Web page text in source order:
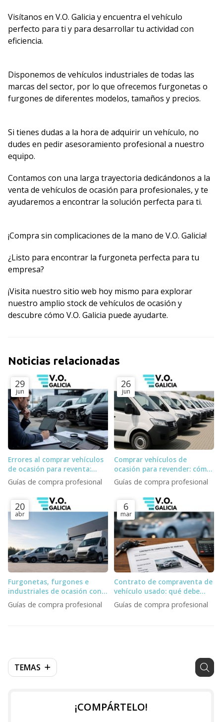
TEMAS
Visítanos en V.O. Galicia y encuentra el vehículo
perfecto para ti y para desarrollar tu actividad con
eficiencia.
Disponemos de vehículos industriales de todas las
marcas del sector, por lo que ofrecemos furgonetas o
furgones de diferentes modelos, tamaños y precios.
Si tienes dudas a la hora de adquirir un vehículo, no
dudes en pedir asesoramiento profesional a nuestro
equipo.
Contamos con una larga trayectoria dedicándonos a la
venta de vehículos de ocasión para profesionales, y te
ayudaremos a encontrar la solución perfecta para ti.
¡Compra sin complicaciones de la mano de V.O. Galicia!
¿Listo para encontrar la furgoneta perfecta para tu
empresa?
¡Visita nuestro sitio web hoy mismo para explorar
nuestro amplio stock de vehículos de ocasión y
descubre cómo V.O. Galicia puede ayudarte.
Noticias relacionadas
29
jun
Errores al comprar vehículos
de ocasión para reventa:
stock fantasma, subastas y
logística
Guías de compra profesional
26
jun
Comprar vehículos de
ocasión para revender: cómo
elegir stock y proveedor
Guías de compra profesional
20
abr
Furgonetas, furgones e
industriales de ocasión con
entrega inmediata para
profesionales
Guías de compra profesional
6
mar
Contrato de compraventa de
vehículo usado: qué debe
incluir un profesional
Guías de compra profesional
¡COMPÁRTELO!